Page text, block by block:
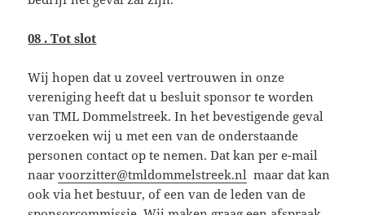
08 . Tot slot
Wij hopen dat u zoveel vertrouwen in onze
vereniging heeft dat u besluit sponsor te worden
van TML Dommelstreek. In het bevestigende geval
verzoeken wij u met een van de onderstaande
personen contact op te nemen. Dat kan per e-mail
naarvoorzitter@tmldommelstreek.nl maar dat kan
ook via het bestuur, of een van de leden van de